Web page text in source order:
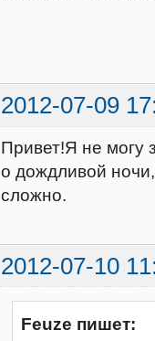
2012-07-09
Привет!Я не могу
о дождливой
сложно.
2012-07-10
Feuze пишет: